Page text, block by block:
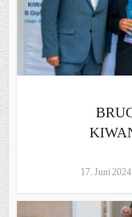
17. Juni 2024